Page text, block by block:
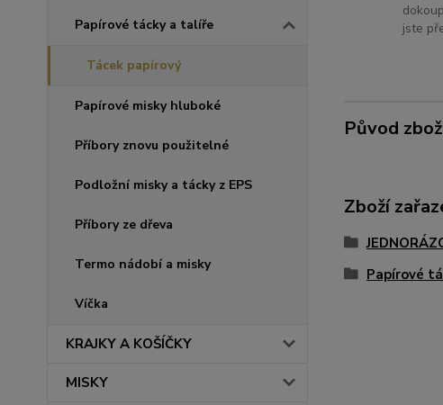
Papírové tácky a talíře
Tácek papírový
Papírové misky hluboké
Příbory znovu použitelné
Podložní misky a tácky z EPS
Příbory ze dřeva
Termo nádobí a misky
Víčka
KRAJKY A KOŠÍČKY
MISKY
jste
Původ
Zboží
Papírové